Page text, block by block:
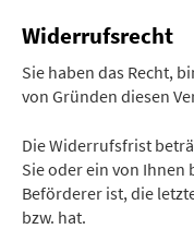
Widerrufsrecht
Sie haben das Recht,
von Gründen diesen
Die Widerrufsfrist
Sie oder ein von
Beförderer ist, die
bzw. hat.